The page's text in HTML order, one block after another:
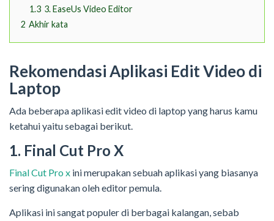
1.3 3. EaseUs Video Editor
2 Akhir kata
Rekomendasi Aplikasi Edit Video di
Laptop
Ada beberapa aplikasi edit video di laptop yang harus kamu
ketahui yaitu sebagai berikut.
1. Final Cut Pro X
Final Cut Pro x ini merupakan sebuah aplikasi yang biasanya
sering digunakan oleh editor pemula.
Aplikasi ini sangat populer di berbagai kalangan, sebab